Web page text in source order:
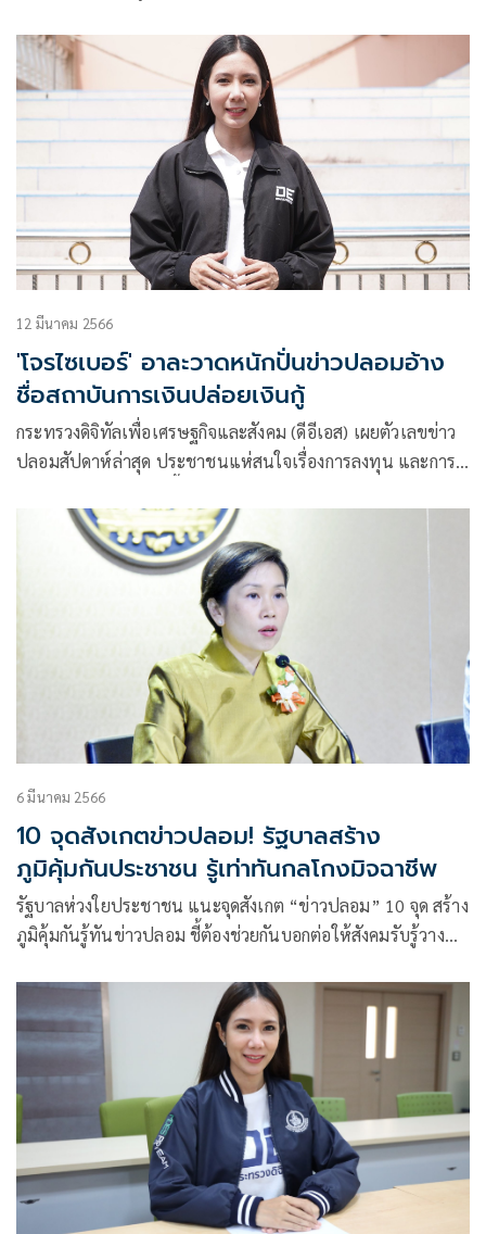
เรื่อง มังคุดนึ่งรักษาโรคมะเร็ง – อ้างเป็นเจ้าหน้าที่การไฟฟ้า
หลอกแอดไลน์ ติดตั้งแอฟลดค่าไฟ – ธนาคารกรุงไทย – ออมสิน
อ่วม! อ้างชื่อปล่อยกู้วงเงินสูง ดอกเบี้ยต่ำ และเกาหลีขึ้นบัญชีดำ
นักท่องเที่ยวไทย 4 ภาคอีสาน ติดอันดับ วอนอย่าเชื่อ-เช็คก่อน
แชร์
12 มีนาคม 2566
'โจรไซเบอร์' อาละวาดหนักปั่นข่าวปลอมอ้าง
ชื่อสถาบันการเงินปล่อยเงินกู้
กระทรวงดิจิทัลเพื่อเศรษฐกิจและสังคม (ดีอีเอส) เผยตัวเลขข่าว
ปลอมสัปดาห์ล่าสุด ประชาชนแห่สนใจเรื่องการลงทุน และการ
การเงิน โดยเฉพาะ ธนาคารออมสิน และหน่วยงานด้านการ
ลงทุนอื่น ๆ ขณะที่ข่าวปลอมกรมการขนส่งทางบก รับต่ออายุใบ
ขับขี่ และทำใบขับขี่เร่งด่วนผ่านไลน์ ทำก่อนจ่ายทีหลัง ขึ้นแท่น
ข่าวปลอมที่คนสนใจสุงสุด เตือนประชาชนต้องมีสติ ตรวจสอบ
ข้อมูลให้ครบทุกด้าน อย่าหลงเชื่อจนตกเป็นเหยื่อของมิจฉาชีพ
6 มีนาคม 2566
10 จุดสังเกตข่าวปลอม! รัฐบาลสร้าง
ภูมิคุ้มกันประชาชน รู้เท่าทันกลโกงมิจฉาชีพ
รัฐบาลห่วงใยประชาชน แนะจุดสังเกต “ข่าวปลอม” 10 จุด สร้าง
ภูมิคุ้มกันรู้ทันข่าวปลอม ชี้ต้องช่วยกันบอกต่อให้สังคมรับรู้วาง